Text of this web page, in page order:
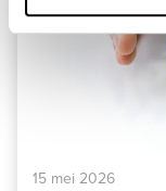
15 mei 2026